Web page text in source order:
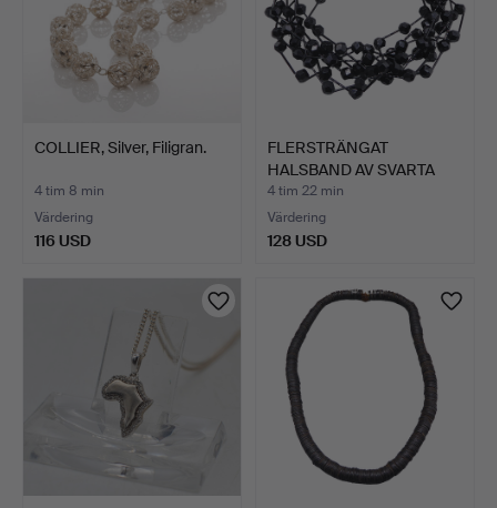
COLLIER, Silver, Filigran.
4 tim 8 min
Värdering
116 USD
FLERSTRÄNGAT
HALSBAND AV SVARTA
PÄRLOR OCH…
4 tim 22 min
Värdering
128 USD